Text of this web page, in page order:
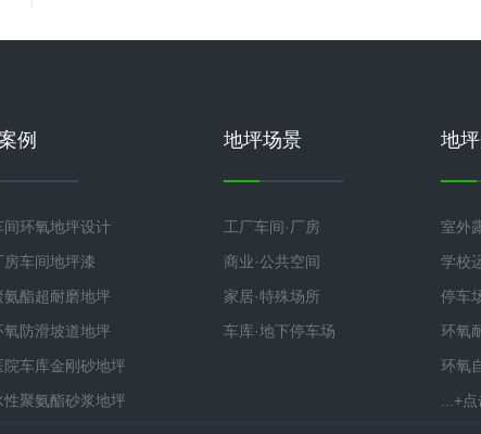
例
间环氧地坪设计
房车间地坪漆
氨酯超耐磨地坪
氧防滑坡道地坪
院车库金刚砂地坪
性聚氨酯砂浆地坪
地坪场景
工厂车间·厂房
商业·公共空间
家居·特殊场所
车库·地下停车场
地
室外
学校
停车
环氧
环氧
...+